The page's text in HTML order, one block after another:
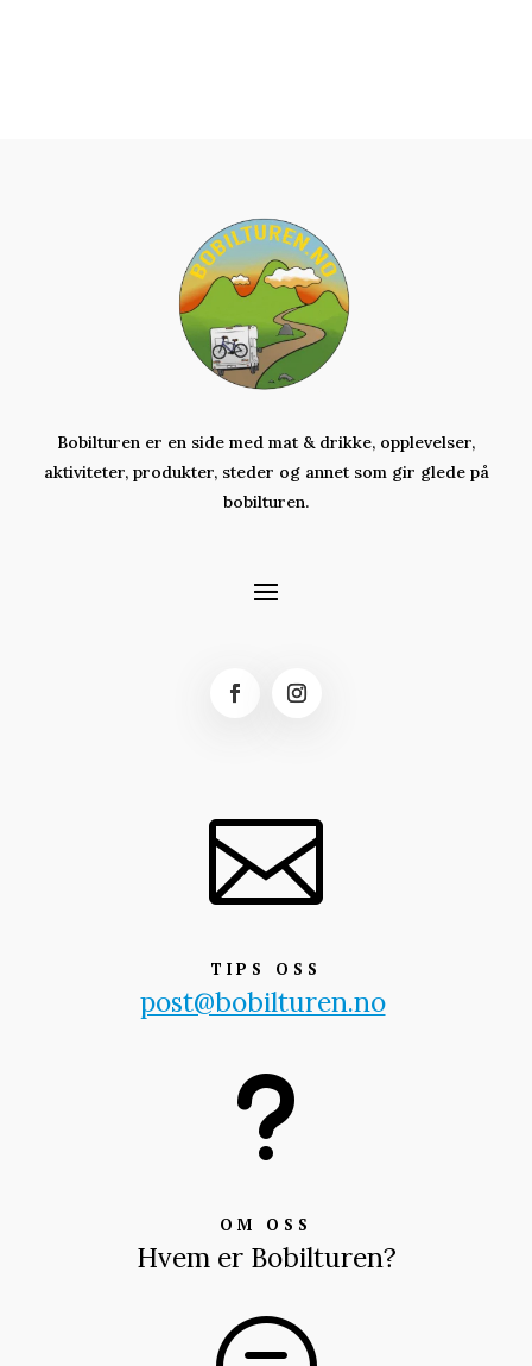
Bobilturen er en side med mat & drikke, opplevelser,
aktiviteter, produkter, steder og annet som gir glede på
bobilturen.

TIPS OSS
post@bobilturen.no
u
OM OSS
Hvem er Bobilturen?